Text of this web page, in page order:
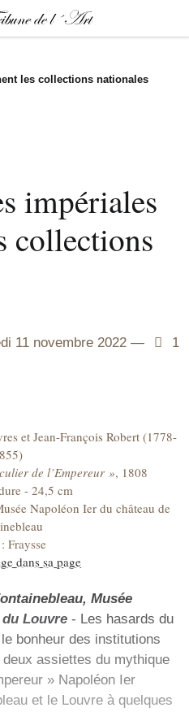
les collections nationales
impériales
collections
11 novembre 2022 1
1
et Jean-François Robert (1778-
de l’Empereur », 1808
- 24,5 cm
Napoléon Ier du château de
Fraysse
dans sa page
Musée
Louvre - Les hasards du
bonheur des institutions
assiettes du mythique
» Napoléon Ier
et le Louvre à quelques